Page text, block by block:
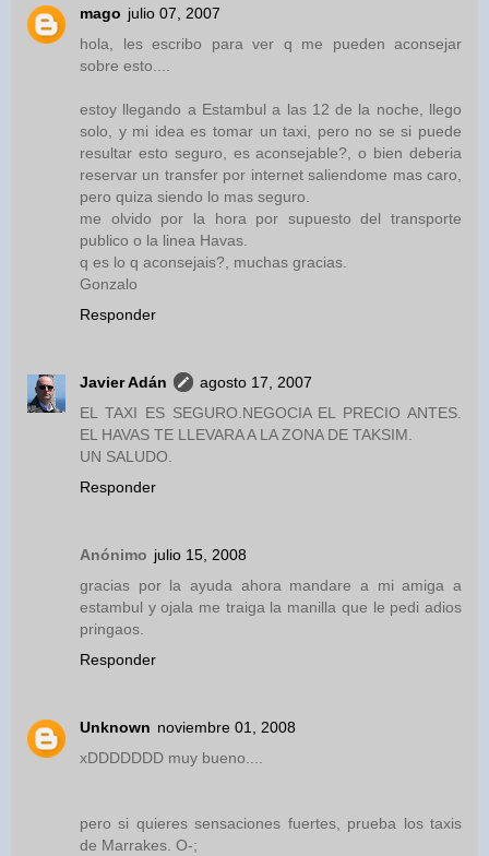
mago julio 07, 2007
hola, les escribo para ver q me pueden aconsejar
sobre esto....
estoy llegando a Estambul a las 12 de la noche, llego
solo, y mi idea es tomar un taxi, pero no se si puede
resultar esto seguro, es aconsejable?, o bien deberia
reservar un transfer por internet saliendome mas caro,
pero quiza siendo lo mas seguro.
me olvido por la hora por supuesto del transporte
publico o la linea Havas.
q es lo q aconsejais?, muchas gracias.
Gonzalo
Responder
Javier Adán
agosto 17, 2007
EL TAXI ES SEGURO.NEGOCIA EL PRECIO ANTES.
EL HAVAS TE LLEVARA A LA ZONA DE TAKSIM.
UN SALUDO.
Responder
Anónimo julio 15, 2008
gracias por la ayuda ahora mandare a mi amiga a
estambul y ojala me traiga la manilla que le pedi adios
pringaos.
Responder
Unknown noviembre 01, 2008
xDDDDDDD muy bueno....
pero si quieres sensaciones fuertes, prueba los taxis
de Marrakes. O-;